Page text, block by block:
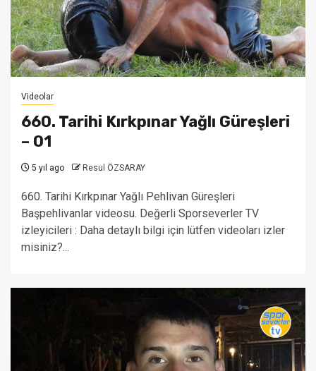
Videolar
660. Tarihi Kırkpınar Yağlı Güreşleri
– 01
5 yıl ago Resul ÖZSARAY
660. Tarihi Kırkpınar Yağlı Pehlivan Güreşleri
Başpehlivanlar videosu. Değerli Sporseverler TV
izleyicileri : Daha detaylı bilgi için lütfen videoları izler
misiniz?...